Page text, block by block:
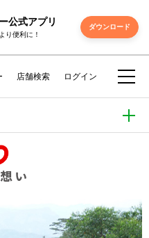
公式アプリ
り便利に！
ダウンロード
店舗検索 ログイン